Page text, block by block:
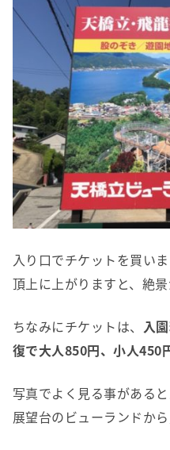
入り口でチケットを買い
頂上に上がりますと、絶景
ちなみにチケットは、 入
復で大人850円、小人450
写真でよく見る事がある
展望台のビューランドから